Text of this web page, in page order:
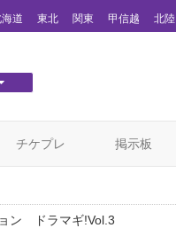
道 東北 関東 甲信越 北陸
チケプレ 掲示板
ン ドラマギ!Vol.3